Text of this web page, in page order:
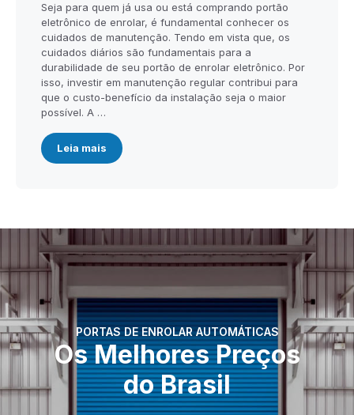
Seja para quem já usa ou está comprando portão
eletrônico de enrolar, é fundamental conhecer os
cuidados de manutenção. Tendo em vista que, os
cuidados diários são fundamentais para a
durabilidade de seu portão de enrolar eletrônico. Por
isso, investir em manutenção regular contribui para
que o custo-benefício da instalação seja o maior
possível. A …
Leia mais
PORTAS DE ENROLAR AUTOMÁTICAS
Os Melhores Preços
do Brasil